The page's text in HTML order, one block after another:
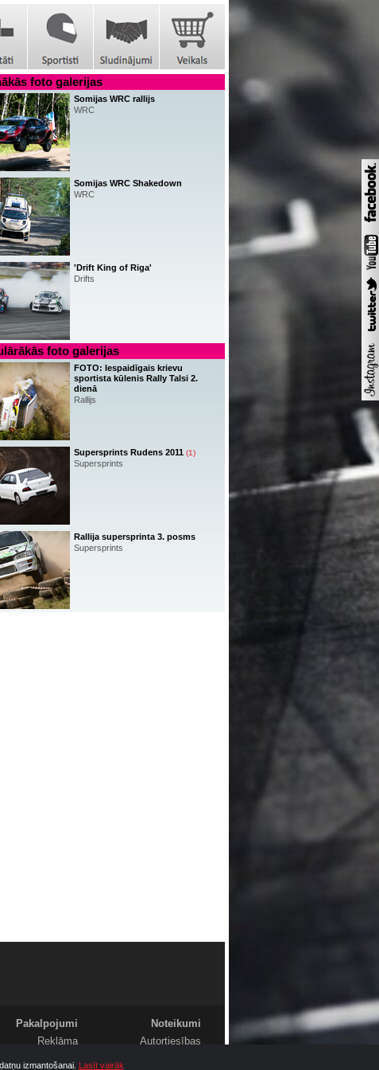
foto galerijas
Somijas WRC rallijs
WRC
Somijas WRC Shakedown
WRC
'Drift King of Riga'
Drifts
foto galerijas
FOTO: Iespaidīgais krievu
sportista kūlenis Rally Talsi 2.
dienā
Rallijs
Supersprints Rudens 2011 (1)
Supersprints
Rallija supersprinta 3. posms
Supersprints
Pakalpojumi
Reklāma
Noteikumi
Autortiesības
izmantošanai. Lasīt vairāk